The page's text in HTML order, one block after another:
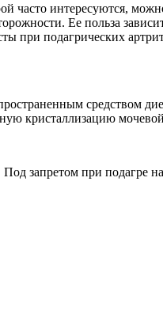
часто интересуются,
Ее польза
при подагрических
средством
кристаллизацию
запретом при подагре